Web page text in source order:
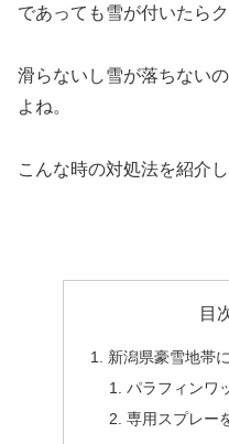
であっても雪が付いたら
滑らないし雪が落ちない
よね。
こんな時の対処法を紹介し
目
新潟県豪雪地帯
パラフィンワ
専用スプレー